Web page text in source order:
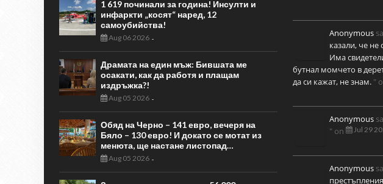
1 619 починали за година! Инсулти и
инфаркти „косят“ наред, 12
самоубийства!
Aug 06 2026 -
Драмата на един мъж: Бившата ме
осакати, как да работя и плащам
издръжка?!
Aug 05 2026 -
Обяд на Черно – 141 евро, вечеря на
Бяло – 130 евро! И докато се мотат из
менюта, ще настане листопад…
Aug 05 2026 -
Anonymous
казали, че
Има
бутнал момчето в
да си кажат, не знам. "
Anonymous
" on
Jul 29
Anonymous